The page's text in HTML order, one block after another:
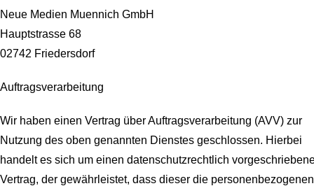
Neue Medien Muennich GmbH
Hauptstrasse 68
02742 Friedersdorf
Auftragsverarbeitung
Wir haben einen Vertrag über Auftragsverarbeitung (AVV) zur
Nutzung des oben genannten Dienstes geschlossen. Hierbei
handelt es sich um einen datenschutzrechtlich
Vertrag, der gewährleistet, dass dieser die personenbezogenen